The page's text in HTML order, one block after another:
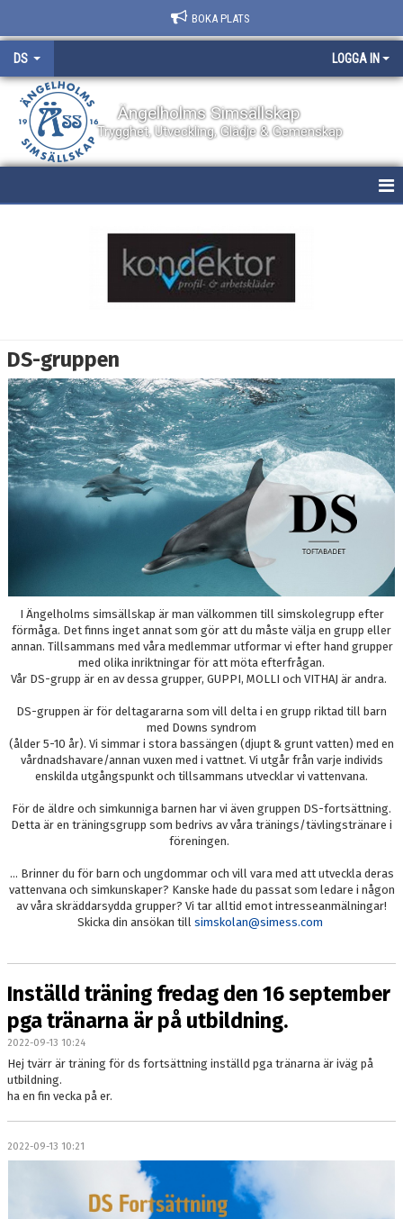
BOKA PLATS
DS LOGGA IN
Ängelholms Simsällskap
Trygghet, Utveckling, Glädje & Gemenskap
BOKNING AV PLATS
DS-gruppen
I Ängelholms simsällskap är man välkommen till simskolegrupp efter
förmåga. Det finns inget annat som gör att du måste välja en grupp eller
annan. Tillsammans med våra medlemmar utformar vi efter hand grupper
med olika inriktningar för att möta efterfrågan.
Vår DS-grupp är en av dessa grupper, GUPPI, MOLLI och VITHAJ är andra.
DS-gruppen är för deltagararna som vill delta i en grupp riktad till barn
med Downs syndrom
(ålder 5-10 år). Vi simmar i stora bassängen (djupt & grunt vatten) med en
vårdnadshavare/annan vuxen med i vattnet. Vi utgår från varje individs
enskilda utgångspunkt och tillsammans utvecklar vi vattenvana.
För de äldre och simkunniga barnen har vi även gruppen DS-fortsättning.
Detta är en träningsgrupp som bedrivs av våra tränings/tävlingstränare i
föreningen.
... Brinner du för barn och ungdommar och vill vara med att utveckla deras
vattenvana och simkunskaper? Kanske hade du passat som ledare i någon
av våra skräddarsydda grupper? Vi tar alltid emot intresseanmälningar!
Skicka din ansökan till simskolan@simess.com
Inställd träning fredag den 16 september
pga tränarna är på utbildning.
2022-09-13 10:24
Hej tvärr är träning för ds fortsättning inställd pga tränarna är iväg på
utbildning.
ha en fin vecka på er.
2022-09-13 10:21